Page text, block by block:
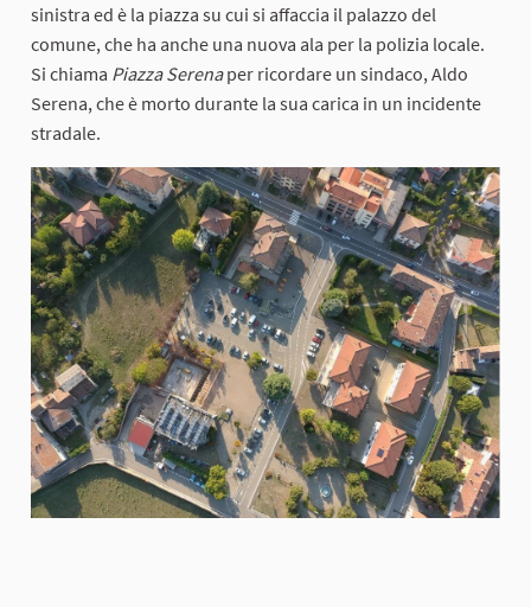
sinistra ed è la piazza su cui si affaccia il palazzo del
comune, che ha anche una nuova ala per la polizia locale.
Si chiama Piazza Serenaper ricordare un sindaco, Aldo
Serena, che è morto durante la sua carica in un incidente
stradale.